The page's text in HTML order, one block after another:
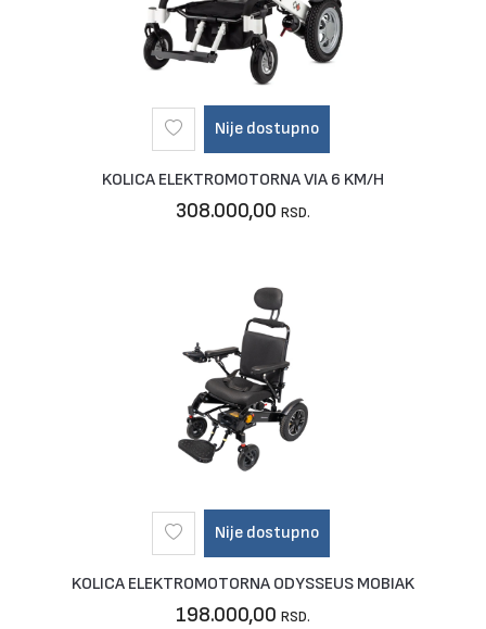
Nije dostupno
KOLICA ELEKTROMOTORNA VIA 6 KM/H
308.000,00 RSD.
Nije dostupno
KOLICA ELEKTROMOTORNA ODYSSEUS MOBIAK
198.000,00 RSD.